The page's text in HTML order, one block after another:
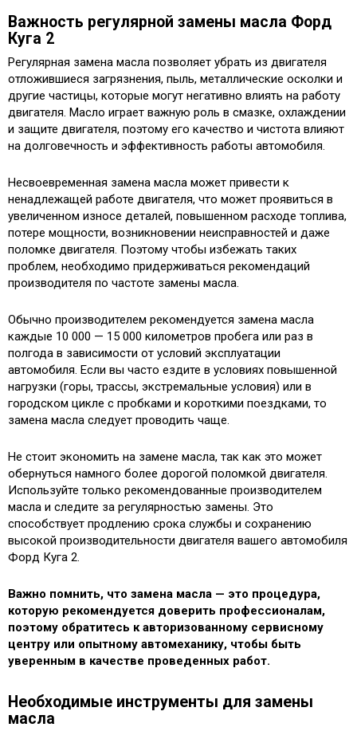
Важность регулярной замены масла Форд
Куга 2
Регулярная замена масла позволяет убрать из двигателя
отложившиеся загрязнения, пыль, металлические осколки и
другие частицы, которые могут негативно влиять на работу
двигателя. Масло играет важную роль в смазке, охлаждении
и защите двигателя, поэтому его качество и чистота влияют
на долговечность и эффективность работы автомобиля.
Несвоевременная замена масла может привести к
ненадлежащей работе двигателя, что может проявиться в
увеличенном износе деталей, повышенном расходе топлива,
потере мощности, возникновении неисправностей и даже
поломке двигателя. Поэтому чтобы избежать таких
проблем, необходимо придерживаться рекомендаций
производителя по частоте замены масла.
Обычно производителем рекомендуется замена масла
каждые 10 000 — 15 000 километров пробега или раз в
полгода в зависимости от условий эксплуатации
автомобиля. Если вы часто ездите в условиях повышенной
нагрузки (горы, трассы, экстремальные условия) или в
городском цикле с пробками и короткими поездками, то
замена масла следует проводить чаще.
Не стоит экономить на замене масла, так как это может
обернуться намного более дорогой поломкой двигателя.
Используйте только рекомендованные производителем
масла и следите за регулярностью замены. Это
способствует продлению срока службы и сохранению
высокой производительности двигателя вашего автомобиля
Форд Куга 2.
Важно помнить, что замена масла — это процедура,
которую рекомендуется доверить профессионалам,
поэтому обратитесь к авторизованному сервисному
центру или опытному автомеханику, чтобы быть
уверенным в качестве проведенных работ.
Необходимые инструменты для замены
масла